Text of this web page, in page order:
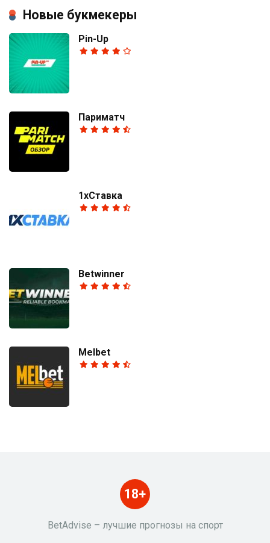
Новые букмекеры
Pin-Up
Париматч
1хСтавка
Betwinner
Melbet
BetAdvise – лучшие прогнозы на спорт
18+